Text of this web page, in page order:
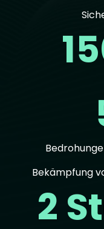
Bekämpfung
2